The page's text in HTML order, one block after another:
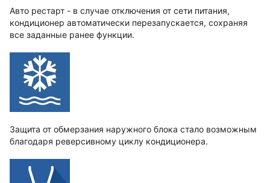
Авто рестарт - в случае отключения от сети питания,
кондиционер автоматически перезапускается, сохраняя
все заданные ранее функции.
Защита от обмерзания наружного блока стало возможным
благодаря реверсивному циклу кондиционера.